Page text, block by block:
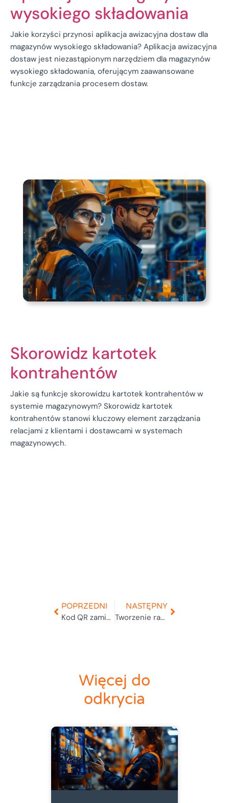
wysokiego składowania
Jakie korzyści przynosi aplikacja awizacyjna dostaw dla
magazynów wysokiego składowania? Aplikacja awizacyjna
dostaw jest niezastąpionym narzędziem dla magazynów
wysokiego składowania, oferującym zaawansowane
funkcje zarządzania procesem dostaw.
Skorowidz kartotek
kontrahentów
Jakie są funkcje skorowidzu kartotek kontrahentów w
systemie magazynowym? Skorowidz kartotek
kontrahentów stanowi kluczowy element zarządzania
relacjami z klientami i dostawcami w systemach
magazynowych.
POPRZEDNI
Kod QR zamiast kreskowego
NASTĘPNY
Tworzenie raportów
Więcej do
odkrycia